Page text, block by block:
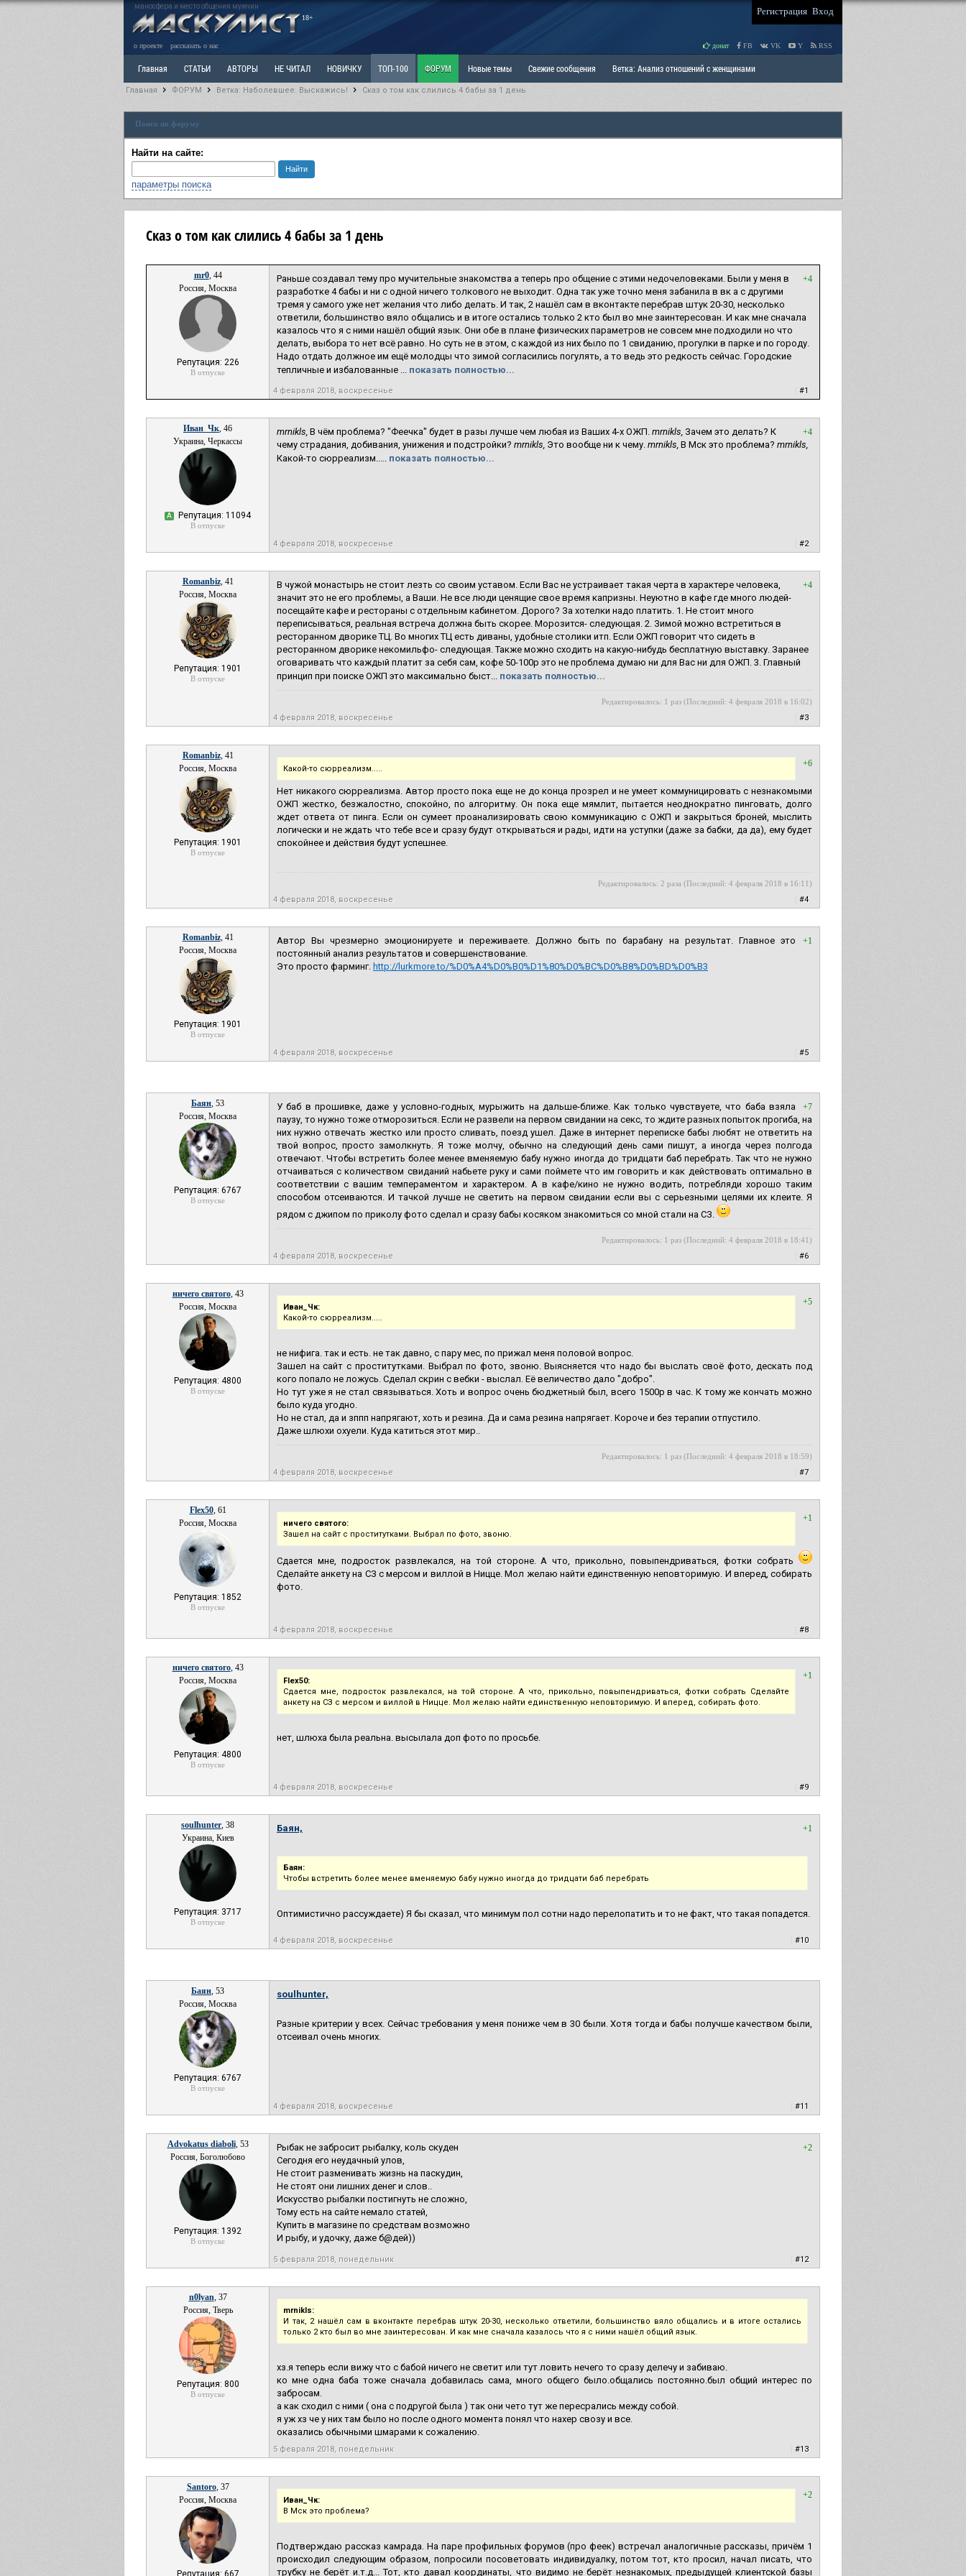
маносфера и место общения мужчин
18+
Регистрация Вход
о проекте рассказать о нас донат FB VK Y RSS
Главная СТАТЬИ АВТОРЫ НЕ ЧИТАЛ НОВИЧКУ ТОП-100 ФОРУМ Новые темы Свежие сообщения Ветка: Анализ отношений с женщинами
РАЗДЕЛ: Мы и Женщины
РАЗДЕЛ: Разное
Главная ФОРУМ Ветка: Наболевшее. Выскажись! Сказ о том как слились 4 бабы за 1 день
Поиск по форуму
Найти на сайте:
параметры поиска
Сказ о том как слились 4 бабы за 1 день
mr0, 44
Россия, Москва
Репутация: 226
В отпуске
+4
Раньше создавал тему про мучительные знакомства а теперь про общение с этими недочеловеками. Были у меня в
разработке 4 бабы и ни с одной ничего толкового не выходит. Одна так уже точно меня забанила в вк а с другими
тремя у самого уже нет желания что либо делать. И так, 2 нашёл сам в вконтакте перебрав штук 20-30, несколько
ответили, большинство вяло общались и в итоге остались только 2 кто был во мне заинтересован. И как мне сначала
казалось что я с ними нашёл общий язык. Они обе в плане физических параметров не совсем мне подходили но что
делать, выбора то нет всё равно. Но суть не в этом, с каждой из них было по 1 свиданию, прогулки в парке и по городу.
Надо отдать должное им ещё молодцы что зимой согласились погулять, а то ведь это редкость сейчас. Городские
тепличные и избалованные ... показать полностью...
4 февраля 2018, воскресенье #1
Иван_Чк, 46
Украина, Черкассы
А Репутация: 11094
В отпуске
+4
mrnikls, В чём проблема? "Феечка" будет в разы лучше чем любая из Ваших 4-х ОЖП. mrnikls, Зачем это делать? К
чему страдания, добивания, унижения и подстройки? mrnikls, Это вообще ни к чему. mrnikls, В Мск это проблема? mrnikls,
Какой-то сюрреализм..... показать полностью...
4 февраля 2018, воскресенье #2
Romanbiz, 41
Россия, Москва
Репутация: 1901
В отпуске
+4
В чужой монастырь не стоит лезть со своим уставом. Если Вас не устраивает такая черта в характере человека,
значит это не его проблемы, а Ваши. Не все люди ценящие свое время капризны. Неуютно в кафе где много людей-
посещайте кафе и рестораны с отдельным кабинетом. Дорого? За хотелки надо платить. 1. Не стоит много
переписываться, реальная встреча должна быть скорее. Морозится- следующая. 2. Зимой можно встретиться в
ресторанном дворике ТЦ. Во многих ТЦ есть диваны, удобные столики итп. Если ОЖП говорит что сидеть в
ресторанном дворике некомильфо- следующая. Также можно сходить на какую-нибудь бесплатную выставку. Заранее
оговаривать что каждый платит за себя сам, кофе 50-100р это не проблема думаю ни для Вас ни для ОЖП. 3. Главный
принцип при поиске ОЖП это максимально быст... показать полностью...
Редактировалось: 1 раз (Последний: 4 февраля 2018 в 16:02)
4 февраля 2018, воскресенье #3
Romanbiz, 41
Россия, Москва
Репутация: 1901
В отпуске
+6
Какой-то сюрреализм.....
Нет никакого сюрреализма. Автор просто пока еще не до конца прозрел и не умеет коммуницировать с незнакомыми
ОЖП жестко, безжалостно, спокойно, по алгоритму. Он пока еще мямлит, пытается неоднократно пинговать, долго
ждет ответа от пинга. Если он сумеет проанализировать свою коммуникацию с ОЖП и закрыться броней, мыслить
логически и не ждать что тебе все и сразу будут открываться и рады, идти на уступки (даже за бабки, да да), ему будет
спокойнее и действия будут успешнее.
Редактировалось: 2 раза (Последний: 4 февраля 2018 в 16:11)
4 февраля 2018, воскресенье #4
Romanbiz, 41
Россия, Москва
Репутация: 1901
В отпуске
+1
Автор Вы чрезмерно эмоционируете и переживаете. Должно быть по барабану на результат. Главное это
постоянный анализ результатов и совершенствование.
Это просто фарминг. http://lurkmore.to/%D0%A4%D0%B0%D1%80%D0%BC%D0%B8%D0%BD%D0%B3
4 февраля 2018, воскресенье #5
Баян, 53
Россия, Москва
Репутация: 6767
В отпуске
+7
У баб в прошивке, даже у условно-годных, мурыжить на дальше-ближе. Как только чувствуете, что баба взяла
паузу, то нужно тоже отморозиться. Если не развели на первом свидании на секс, то ждите разных попыток прогиба, на
них нужно отвечать жестко или просто сливать, поезд ушел. Даже в интернет переписке бабы любят не ответить на
твой вопрос, просто замолкнуть. Я тоже молчу, обычно на следующий день сами пишут, а иногда через полгода
отвечают. Чтобы встретить более менее вменяемую бабу нужно иногда до тридцати баб перебрать. Так что не нужно
отчаиваться с количеством свиданий набьете руку и сами поймете что им говорить и как действовать оптимально в
соответствии с вашим темпераментом и характером. А в кафе/кино не нужно водить, потребляди хорошо таким
способом отсеиваются. И тачкой лучше не светить на первом свидании если вы с серьезными целями их клеите. Я
рядом с джипом по приколу фото сделал и сразу бабы косяком знакомиться со мной стали на СЗ.
Редактировалось: 1 раз (Последний: 4 февраля 2018 в 18:41)
4 февраля 2018, воскресенье #6
ничего святого, 43
Россия, Москва
Репутация: 4800
В отпуске
+5
Иван_Чк:
Какой-то сюрреализм.....
не нифига. так и есть. не так давно, с пару мес, по прижал меня половой вопрос.
Зашел на сайт с проститутками. Выбрал по фото, звоню. Выясняется что надо бы выслать своё фото, дескать под
кого попало не ложусь. Сделал скрин с вебки - выслал. Её величество дало "добро".
Но тут уже я не стал связываться. Хоть и вопрос очень бюджетный был, всего 1500р в час. К тому же кончать можно
было куда угодно.
Но не стал, да и зппп напрягают, хоть и резина. Да и сама резина напрягает. Короче и без терапии отпустило.
Даже шлюхи охуели. Куда катиться этот мир..
Редактировалось: 1 раз (Последний: 4 февраля 2018 в 18:59)
4 февраля 2018, воскресенье #7
Flex50, 61
Россия, Москва
Репутация: 1852
В отпуске
+1
ничего святого:
Зашел на сайт с проститутками. Выбрал по фото, звоню.
Сдается мне, подросток развлекался, на той стороне. А что, прикольно, повыпендриваться, фотки собрать
Сделайте анкету на СЗ с мерсом и виллой в Ницце. Мол желаю найти единственную неповторимую. И вперед, собирать
фото.
4 февраля 2018, воскресенье #8
ничего святого, 43
Россия, Москва
Репутация: 4800
В отпуске
+1
Flex50:
Сдается мне, подросток развлекался, на той стороне. А что, прикольно, повыпендриваться, фотки собрать Сделайте
анкету на СЗ с мерсом и виллой в Ницце. Мол желаю найти единственную неповторимую. И вперед, собирать фото.
нет, шлюха была реальна. высылала доп фото по просьбе.
4 февраля 2018, воскресенье #9
soulhunter, 38
Украина, Киев
Репутация: 3717
В отпуске
+1
Баян,
Баян:
Чтобы встретить более менее вменяемую бабу нужно иногда до тридцати баб перебрать
Оптимистично рассуждаете) Я бы сказал, что минимум пол сотни надо перелопатить и то не факт, что такая попадется.
4 февраля 2018, воскресенье #10
Баян, 53
Россия, Москва
Репутация: 6767
В отпуске
soulhunter,
Разные критерии у всех. Сейчас требования у меня пониже чем в 30 были. Хотя тогда и бабы получше качеством были,
отсеивал очень многих.
4 февраля 2018, воскресенье #11
Advokatus diaboli, 53
Россия, Боголюбово
Репутация: 1392
В отпуске
+2
Рыбак не забросит рыбалку, коль скуден
Сегодня его неудачный улов,
Не стоит разменивать жизнь на паскудин,
Не стоят они лишних денег и слов..
Искусство рыбалки постигнуть не сложно,
Тому есть на сайте немало статей,
Купить в магазине по средствам возможно
И рыбу, и удочку, даже б@дей))
5 февраля 2018, понедельник #12
n0lyan, 37
Россия, Тверь
Репутация: 800
В отпуске
mrnikls:
И так, 2 нашёл сам в вконтакте перебрав штук 20-30, несколько ответили, большинство вяло общались и в итоге остались
только 2 кто был во мне заинтересован. И как мне сначала казалось что я с ними нашёл общий язык.
хз.я теперь если вижу что с бабой ничего не светит или тут ловить нечего то сразу делечу и забиваю.
ко мне одна баба тоже сначала добавилась сама, много общего было.общались постоянно.был общий интерес по
забросам.
а как сходил с ними ( она с подругой была ) так они чето тут же пересрались между собой.
я уж хз че у них там было но после одного момента понял что нахер свозу и все.
оказались обычными шмарами к сожалению.
5 февраля 2018, понедельник #13
Santoro, 37
Россия, Москва
Репутация: 667
+2
Иван_Чк:
В Мск это проблема?
Подтверждаю рассказ камрада. На паре профильных форумов (про феек) встречал аналогичные рассказы, причём 1
происходил следующим образом, попросили посоветовать индивидуалку, потом тот, кто просил, начал писать, что
трубку не берёт и.т.д... Тот, кто давал координаты, что видимо не берёт незнакомых, предыдущей клиентской базы